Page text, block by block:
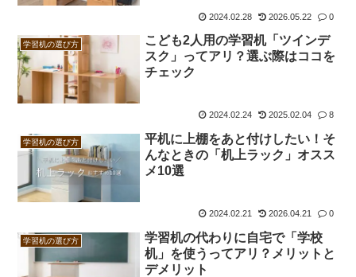
2024.02.28 2026.05.22 0
学習机の選び方
こども2人用の学習机「ツインデ
スク」ってアリ？選ぶ際はココを
チェック
2024.02.24 2025.02.04 8
学習机の選び方
平机に上棚をあと付けしたい！そ
んなときの「机上ラック」オスス
メ10選
2024.02.21 2026.04.21 0
学習机の選び方
学習机の代わりに自宅で「学校
机」を使うってアリ？メリットと
デメリット